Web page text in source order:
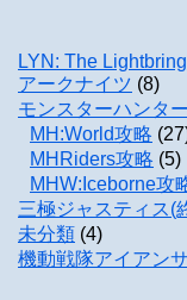
LYN: The
アークナイツ (8)
モンスターハンター
MH:World攻略
MHRiders攻略 (5)
MHW:Iceborne攻
三極ジャスティス(
未分類 (4)
機動戦隊アイアン